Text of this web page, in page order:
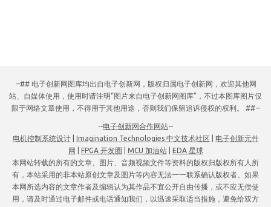
--## 电子创新网图库均出自电子创新网，版权归属电子创新网，欢迎其他网
站、自媒体使用，使用时请注明“图片来自电子创新网图库”，不过本图库图片仅
限于网络文章使用，不得用于其他用途，否则我们保留追诉侵权的权利。 ##--
--电子创新网合作网站--
电机控制系统设计| Imagination Technologies 中文技术社区
电子创新元件
网
FPGA 开发圈 MCU 加油站| EDA 星球
本网站转载的所有的文章、图片、音频视频文件等资料的版权归版权所有人所
有，本站采用的非本站原创文章及图片等内容无法一一联系确认版权者。如果
本网所选内容的文章作者及编辑认为其作品不宜公开自由传播，或不应无偿使
用，请及时通过电子邮件或电话通知我们，以迅速采取适当措施，避免给双方